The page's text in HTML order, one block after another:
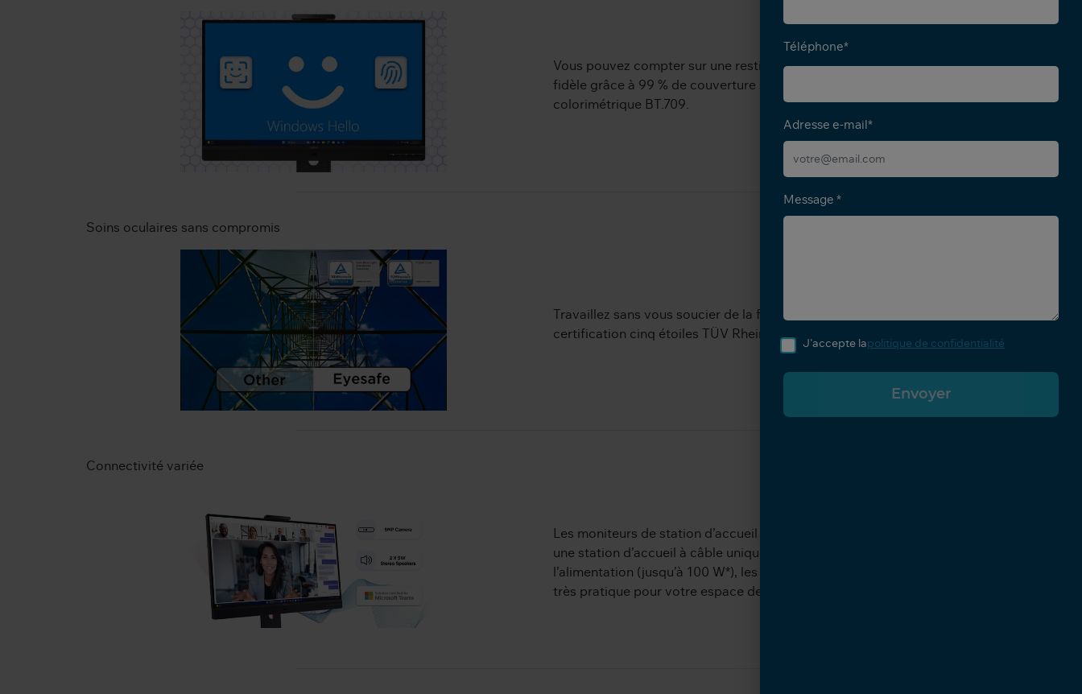
Vous pouvez compter sur une restitution des couleurs parfaitement
fidèle grâce à 99 % de couverture sRGB et 99 % de l'espace
colorimétrique BT.709.
Soins oculaires sans compromis
Travaillez sans vous soucier de la fatigue oculaire grâce à la
certification cinq étoiles TÜV Rheinland Eye Comfort.
Connectivité variée
Les moniteurs de station d’accueil ThinkVision offrent un hub USB et
une station d’accueil à câble unique qui fournit simultanément
l’alimentation (jusqu’à 100 W*), les données et l’affichage, ce qui est
très pratique pour votre espace de travail numérique.
Téléphone*
Adresse e-mail*
Message *
J'accepte lapolitique de confidentialité